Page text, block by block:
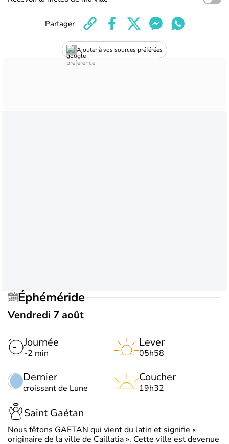
Ajouter à vos sources préférées
Partager
Éphéméride
Vendredi 7 août
Journée
-2 min
Dernier
croissant de Lune
Lever
05h58
Coucher
19h32
Saint Gaétan
Nous fêtons GAETAN qui vient du latin et signifie «
originaire de la ville de Caillatia ». Cette ville est devenue